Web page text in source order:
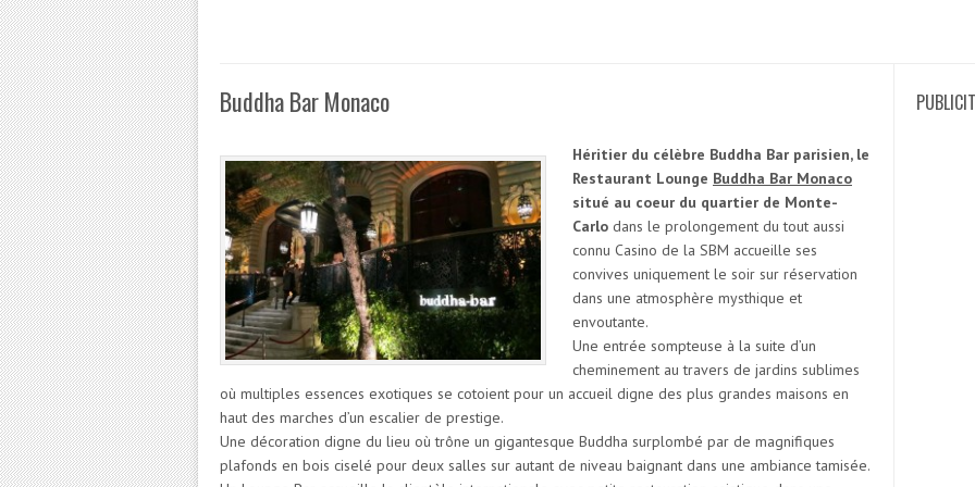
Buddha Bar Monaco
Héritier du célèbre Buddha Bar parisien, le
Restaurant Lounge Buddha Bar Monaco
situé au coeur du quartier de Monte-
Carlo dans le prolongement du tout aussi
connu Casino de la SBM accueille ses
convives uniquement le soir sur réservation
dans une atmosphère mysthique et
envoutante.
Une entrée sompteuse à la suite d’un
cheminement au travers de jardins sublimes
où multiples essences exotiques se cotoient pour un accueil digne des plus grandes maisons en
haut des marches d’un escalier de prestige.
Une décoration digne du lieu où trône un gigantesque Buddha surplombé par de magnifiques
plafonds en bois ciselé pour deux salles sur autant de niveau baignant dans une ambiance tamisée.